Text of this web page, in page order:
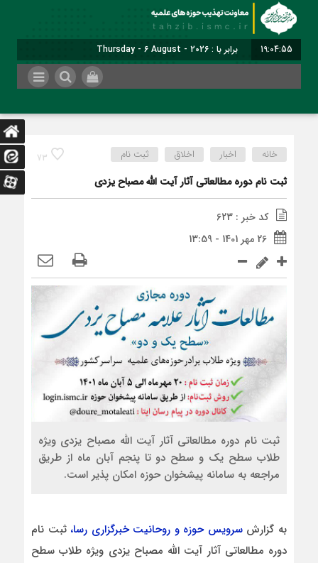
19:04:55 برابر با : Thursday - 6 August - 2026
73 خانه اخبار اخلاق ثبت نام
ثبت نام دوره مطالعاتی آثار آیت الله مصباح یزدی
کد خبر : 623
26 مهر 1401 - 13:59
ثبت نام دوره مطالعاتی آثار آیت الله مصباح یزدی ویژه
طلاب سطح یک و سطح دو تا پنجم آبان ماه از طریق
مراجعه به سامانه پیشخوان حوزه امکان پذیر است.
به گزارشسرویس حوزه و روحانیت خبرگزاری رسا، ثبت نام
دوره مطالعاتی آثار آیت الله مصباح یزدی ویژه طلاب سطح